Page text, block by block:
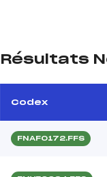
Résultats
Codex
FNAF0172.FFS